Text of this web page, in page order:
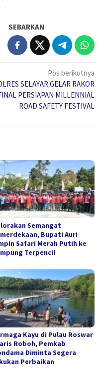
SEBARKAN
Pos berikutnya
SELAYAR GELAR RAKOR
PERSIAPAN MILLENNIAL
ROAD SAFETY FESTIVAL
Semangat
Bupati Auri
Safari Merah Putih ke
Terpencil
Kayu di Pulau Roswar
Roboh, Pemkab
Diminta Segera
Perbaikan